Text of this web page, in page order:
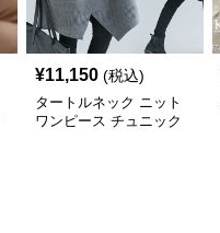
¥11,150 (税込)
タートルネック ニット
ワンピース チュニック